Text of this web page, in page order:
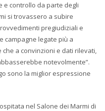
e controllo da parte degli
si trovassero a subire
pregiudiziali e
campagne legate più a
a convinzioni e dati rilevati,
notevolmente”.
sono la miglior espressione
nel Salone dei Marmi di